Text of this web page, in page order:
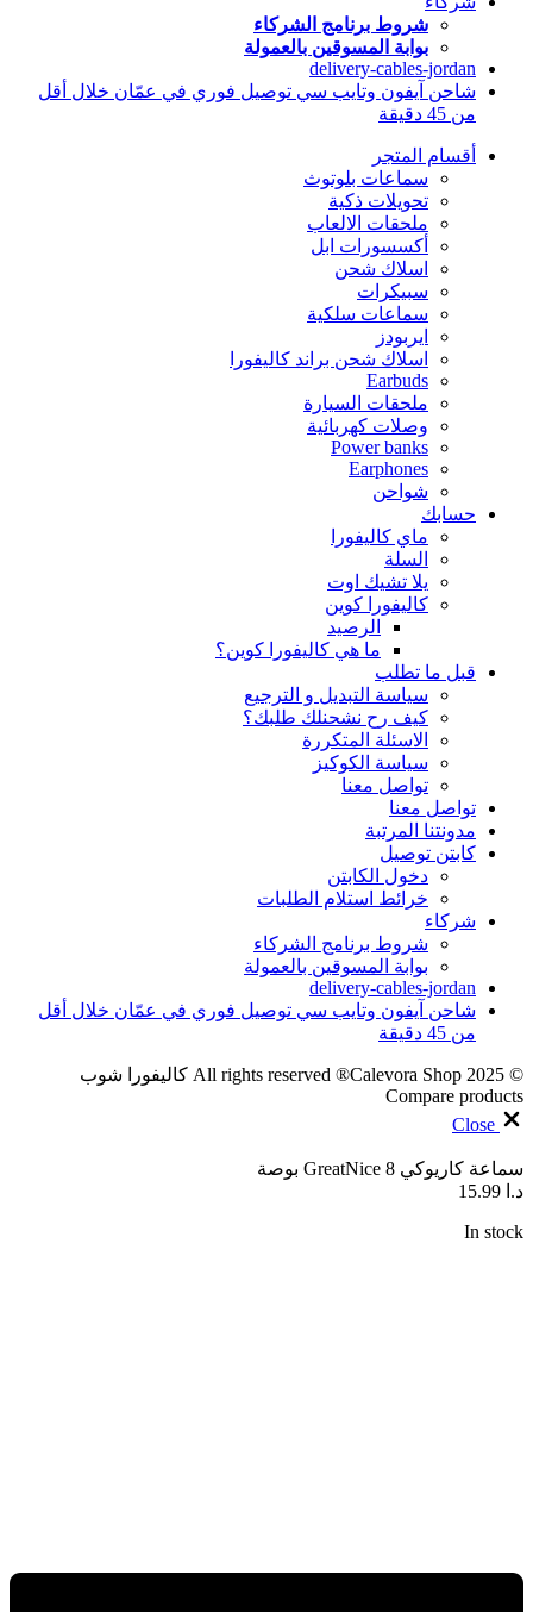
شروط برنامج الشركاء
بوابة المسوقين بالعمولة
delivery-cables-jordan
شاحن آيفون وتايب سي توصيل فوري في عمّان خلال أقل
من 45 دقيقة
أقسام المتجر
سماعات بلوتوث
تحويلات ذكية
ملحقات الالعاب
أكسسورات ابل
اسلاك شحن
سبيكرات
سماعات سلكية
ايربودز
اسلاك شحن براند كاليفورا
Earbuds
ملحقات السيارة
وصلات كهربائية
Power banks
Earphones
شواحن
حسابك
ماي كاليفورا
السلة
يلا تشيك اوت
كاليفورا كوين
الرصيد
ما هي كاليفورا كوين؟
قبل ما تطلب
سياسة التبديل و الترجيع
كيف رح نشحنلك طلبك؟
الاسئلة المتكررة
سياسة الكوكيز
تواصل معنا
تواصل معنا
مدونتنا المرتبة
كابتن توصيل
دخول الكابتن
خرائط استلام الطلبات
شركاء
شروط برنامج الشركاء
بوابة المسوقين بالعمولة
delivery-cables-jordan
شاحن آيفون وتايب سي توصيل فوري في عمّان خلال أقل
من 45 دقيقة
© 2025 All rights reserved ®Calevora Shop كاليفورا شوب
Compare products
Close
سماعة كاريوكي GreatNice 8 بوصة
د.ا
In stock